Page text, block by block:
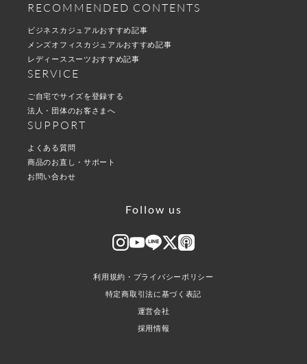
RECOMMENDED CONTENTS
ビジネスカジュアルおすすめ記事
メンズオフィスカジュアルおすすめ記事
レディーススーツおすすめ記事
SERVICE
ご自宅でサイズを登録する
法人・団体のお客さまへ
SUPPORT
よくある質問
商品のお直し・サポート
お問い合わせ
Follow us
利用規約・プライバシーポリシー
特定商取引法に基づく表記
運営会社
採用情報